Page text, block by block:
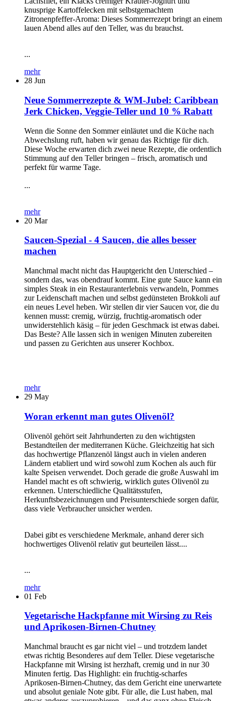
knusprige Kartoffelecken mit selbstgemachtem
Zitronenpfeffer-Aroma: Dieses Sommerrezept bringt an einem
lauen Abend alles auf den Teller, was du brauchst.
...
mehr
28 Jun
Neue Sommerrezepte & WM-Jubel: Caribbean
Jerk Chicken, Veggie-Teller und 10 % Rabatt
Wenn die Sonne den Sommer einläutet und die Küche nach
Abwechslung ruft, haben wir genau das Richtige für dich.
Diese Woche erwarten dich zwei neue Rezepte, die ordentlich
Stimmung auf den Teller bringen – frisch, aromatisch und
perfekt für warme Tage.
...
mehr
20 Mar
Saucen-Spezial - 4 Saucen, die alles besser
machen
Manchmal macht nicht das Hauptgericht den Unterschied –
sondern das, was obendrauf kommt. Eine gute Sauce kann ein
simples Steak in ein Restauranterlebnis verwandeln, Pommes
zur Leidenschaft machen und selbst gedünsteten Brokkoli auf
ein neues Level heben. Wir stellen dir vier Saucen vor, die du
kennen musst: cremig, würzig, fruchtig-aromatisch oder
unwiderstehlich käsig – für jeden Geschmack ist etwas dabei.
Das Beste? Alle lassen sich in wenigen Minuten zubereiten
und passen zu Gerichten aus unserer Kochbox.
mehr
29 May
Woran erkennt man gutes Olivenöl?
Olivenöl gehört seit Jahrhunderten zu den wichtigsten
Bestandteilen der mediterranen Küche. Gleichzeitig hat sich
das hochwertige Pflanzenöl längst auch in vielen anderen
Ländern etabliert und wird sowohl zum Kochen als auch für
kalte Speisen verwendet. Doch gerade die große Auswahl im
Handel macht es oft schwierig, wirklich gutes Olivenöl zu
erkennen. Unterschiedliche Qualitätsstufen,
Herkunftsbezeichnungen und Preisunterschiede sorgen dafür,
dass viele Verbraucher unsicher werden.
Dabei gibt es verschiedene Merkmale, anhand derer sich
hochwertiges Olivenöl relativ gut beurteilen lässt....
...
mehr
01 Feb
Vegetarische Hackpfanne mit Wirsing zu Reis
und Aprikosen-Birnen-Chutney
Manchmal braucht es gar nicht viel – und trotzdem landet
etwas richtig Besonderes auf dem Teller. Diese vegetarische
Hackpfanne mit Wirsing ist herzhaft, cremig und in nur 30
Minuten fertig. Das Highlight: ein fruchtig-scharfes
Aprikosen-Birnen-Chutney, das dem Gericht eine unerwartete
und absolut geniale Note gibt. Für alle, die Lust haben, mal